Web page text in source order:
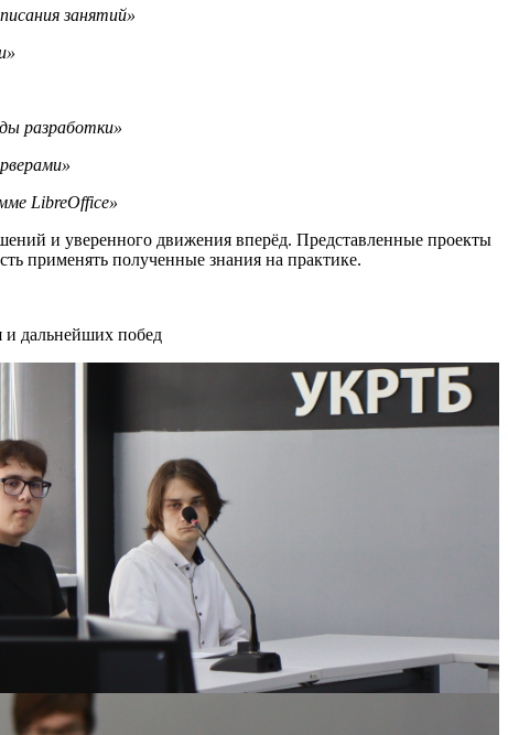
занятий»
разработки»
LibreOffice»
и уверенного движения вперёд. Представленные проекты
применять полученные знания на практике.
и дальнейших побед